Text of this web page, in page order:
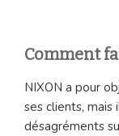
Comment
NIXON a pour
ses clients,
désagréments